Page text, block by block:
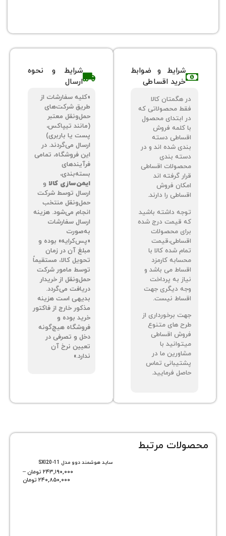
شرایط و ضوابط
خرید اقساطی
محصولاتی که
ابتدای محصول
شده اند و در
اقساطی
را دارند.
داشته باشید
قیمت درج شده
شده کالا با
می باشد و
به پرداخت
دیگری جهت
برخورداری از
های متنوع
تماس
شرایط و نحوه
«کلیه سفارشات از
طریق شرکت‌های
حمل‌ونقل معتبر
(مانند تیپاکس،
پست یا باربری)
ارسال می‌گردند. در
این فروشگاه، تمامی
ایمن‌سازی کالاو
ارسال توسط شرکت
حمل‌ونقل منتخب
انجام می‌شود. هزینه
ارسال سفارشات
«پس‌کرایه» بوده و
مبلغ آن در زمان
تحویل کالا، مستقیماً
توسط مامور شرکت
حمل‌ونقل از خریدار
دریافت می‌گردد.
بدیهی است هزینه
مذکور خارج از فاکتور
فروشگاه هیچ‌گونه
دخل و تصرفی در
مرتبط
ساید هوشمند دوو مدل SXI20-11
تومان–
تومان